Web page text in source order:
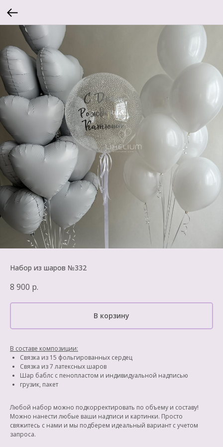
Набор из шаров №332
8 900 р.
В корзину
В составе композиции:
Связка из 15 фольгированных сердец
Связка из 7 латексных шаров
Шар баблс с пенопластом и индивидуальной надписью
грузик, пакет
Любой набор можно подкорректировать по объему и составу!
Можно нанести любые ваши надписи и картинки. Просто
свяжитесь с нами и мы подберем идеальный вариант с учетом
запроса.